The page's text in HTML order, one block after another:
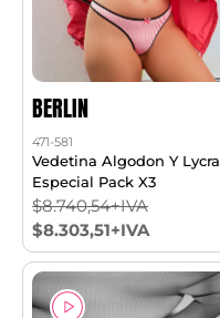
BERLIN
471-581
Vedetina Algodon Y Lycra
Especial Pack X3
$8.740,54+IVA
$8.303,51+IVA